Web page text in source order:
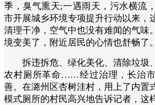
季，臭气熏天;一遇雨天，污水横流
市开展城乡环境专项提升行动以来，
清理干净，空气中也没有难闻的气味
境变美了，附近居民的心情也舒畅了。
拆违拆危、绿化美化、清除垃圾
农村厕所革命……经过治理，长治
善。在潞州区杏树洼村，用上了内置
模式厕所的村民高兴地告诉记者，这